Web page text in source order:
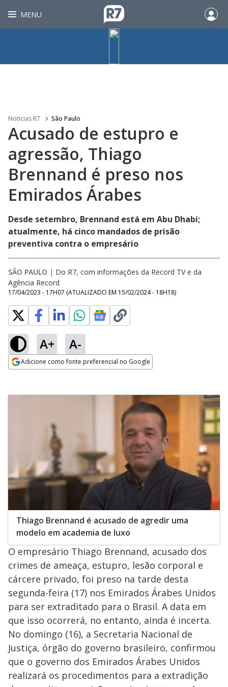
MENU
Noticias R7 São Paulo
Acusado de estupro e
agressão, Thiago
Brennand é preso nos
Emirados Árabes
Desde setembro, Brennand está em Abu Dhabi;
atualmente, há cinco mandados de prisão
preventiva contra o empresário
SÃO PAULO | Do R7, com informações da Record TV e da
Agência Record
17/04/2023 - 17H07 (ATUALIZADO EM 15/02/2024 - 18H18)
A+ A-
Adicione como fonte preferencial no Google
Thiago Brennand é acusado de agredir uma
modelo em academia de luxo
O empresário Thiago Brennand, acusado dos
crimes de ameaça, estupro, lesão corporal e
cárcere privado, foi preso na tarde desta
segunda-feira (17) nos Emirados Árabes Unidos
para ser extraditado para o Brasil. A data em
que isso ocorrerá, no entanto, ainda é incerta.
No domingo (16), a Secretaria Nacional de
Justiça, órgão do governo brasileiro, confirmou
que o governo dos Emirados Árabes Unidos
realizará os procedimentos para a extradição